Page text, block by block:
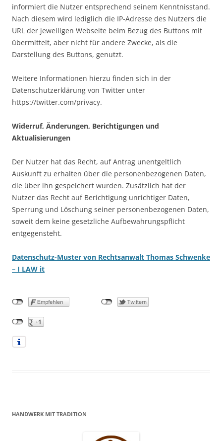
informiert die Nutzer entsprechend seinem Kenntnisstand.
Nach diesem wird lediglich die IP-Adresse des Nutzers die
URL der jeweiligen Webseite beim Bezug des Buttons mit
übermittelt, aber nicht für andere Zwecke, als die
Darstellung des Buttons, genutzt.
Weitere Informationen hierzu finden sich in der
Datenschutzerklärung von Twitter unter
https://twitter.com/privacy.
Widerruf, Änderungen, Berichtigungen und
Aktualisierungen
Der Nutzer hat das Recht, auf Antrag unentgeltlich
Auskunft zu erhalten über die personenbezogenen Daten,
die über ihn gespeichert wurden. Zusätzlich hat der
Nutzer das Recht auf Berichtigung unrichtiger Daten,
Sperrung und Löschung seiner personenbezogenen Daten,
soweit dem keine gesetzliche Aufbewahrungspflicht
entgegensteht.
Datenschutz-Muster von Rechtsanwalt Thomas Schwenke
– I LAW it
HANDWERK MIT TRADITION